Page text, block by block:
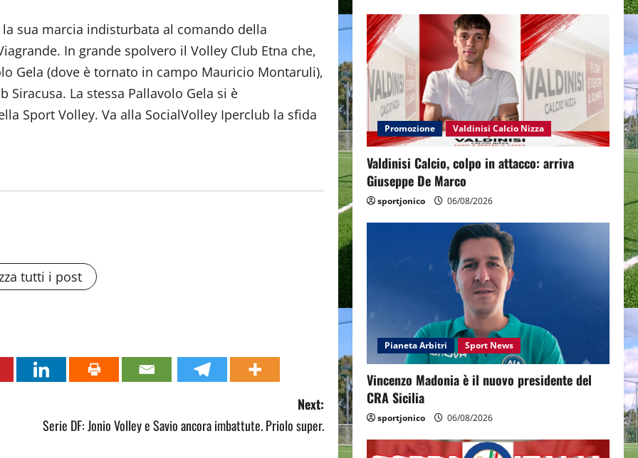
sua marcia indisturbata al comando della
In grande spolvero il Volley Club Etna che,
Gela (dove è tornato in campo Mauricio Montaruli),
Siracusa. La stessa Pallavolo Gela si è
Sport Volley. Va alla SocialVolley Iperclub la sfida
tutti i post
Next:
Serie DF: Jonio Volley e Savio ancora imbattute. Priolo super.
Promozione Valdinisi Calcio Nizza
Valdinisi Calcio, colpo in attacco: arriva
Giuseppe De Marco
sportjonico 06/08/2026
Pianeta Arbitri Sport News
Vincenzo Madonia è il nuovo presidente del
CRA Sicilia
sportjonico 06/08/2026